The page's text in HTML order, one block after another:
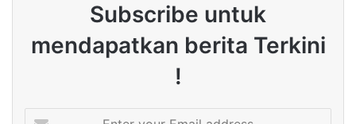
Subscribe untuk
mendapatkan berita Terkini
!